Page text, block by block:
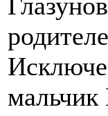
мальчик